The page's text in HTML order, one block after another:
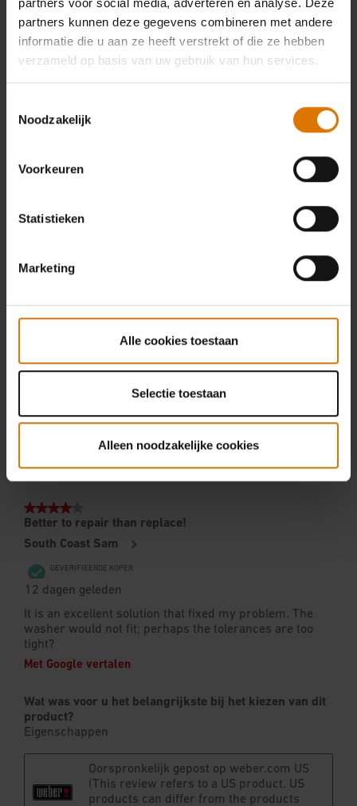
partners kunnen deze gegevens combineren met andere
informatie die u aan ze heeft verstrekt of die ze hebben
verzameld op basis van uw gebruik van hun services.
Noodzakelijk
Voorkeuren
Statistieken
Marketing
Alle cookies toestaan
Selectie toestaan
Alleen noodzakelijke cookies